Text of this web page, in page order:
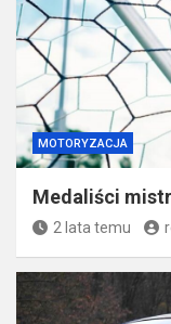
MOTORYZACJA
Medaliści
2 lata temu